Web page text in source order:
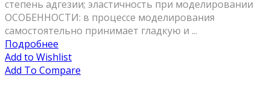
степень адгезии; эластичность при моделировании
ОСОБЕННОСТИ: в процессе моделирования
самостоятельно принимает гладкую и ...
Подробнее
Add to Wishlist
Add To Compare